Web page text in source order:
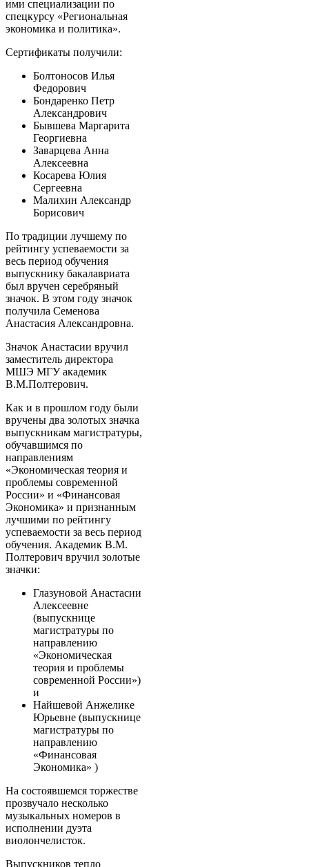
ими специализации по
спецкурсу «Региональная
экономика и политика».
Сертификаты получили:
Болтоносов Илья
Федорович
Бондаренко Петр
Александрович
Бывшева Маргарита
Георгиевна
Заварцева Анна
Алексеевна
Косарева Юлия
Сергеевна
Малихин Александр
Борисович
По традиции лучшему по
рейтингу успеваемости за
весь период обучения
выпускнику бакалавриата
был вручен серебряный
значок. В этом году значок
получила Семенова
Анастасия Александровна.
Значок Анастасии вручил
заместитель директора
МШЭ МГУ академик
В.М.Полтерович.
Как и в прошлом году были
вручены два золотых значка
выпускникам магистратуры,
обучавшимся по
направлениям
«Экономическая теория и
проблемы современной
России» и «Финансовая
Экономика» и признанным
лучшими по рейтингу
успеваемости за весь период
обучения. Академик В.М.
Полтерович вручил золотые
значки:
Глазуновой Анастасии
Алексеевне
(выпускнице
магистратуры по
направлению
«Экономическая
теория и проблемы
современной России»)
и
Найшевой Анжелике
Юрьевне (выпускнице
магистратуры по
направлению
«Финансовая
Экономика» )
На состоявшемся торжестве
прозвучало несколько
музыкальных номеров в
исполнении дуэта
виолончелисток.
Выпускников тепло